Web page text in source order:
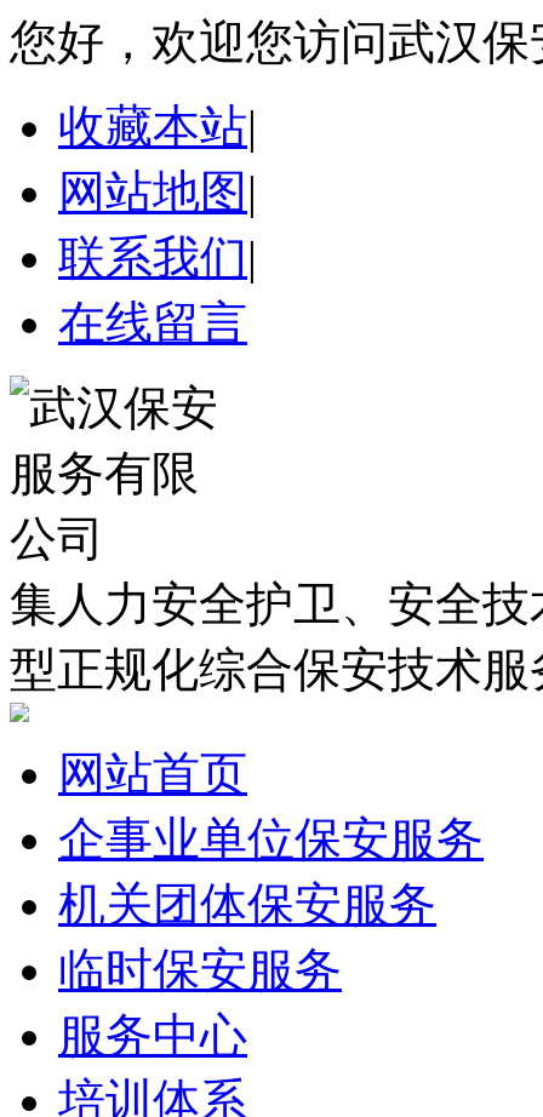
您好，欢迎您访问武汉
收藏本站|
网站地图 |
联系我们|
在线留言
集人力安全护卫、安全
型正规化综合保安技术服
网站首页
企事业单位保安服务
机关团体保安服务
临时保安服务
服务中心
培训体系